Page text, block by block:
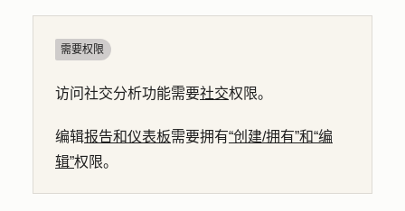
需要权限
访问社交分析功能需要社交权限。
编辑报告和仪表板需要拥有“创建/拥有”和“编
辑”权限。